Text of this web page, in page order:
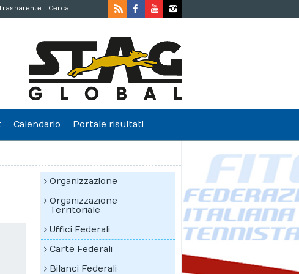
Cerca
Calendario Portale risultati
Organizzazione
Organizzazione
Territoriale
Uffici Federali
Carte Federali
Bilanci Federali